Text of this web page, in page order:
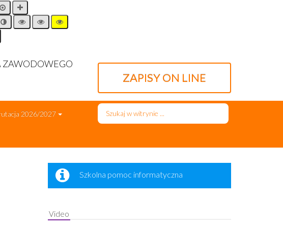
ZAWODOWEGO
ZAPISY ON LINE
2026/2027
Szukaj...
Szkolna pomoc informatyczna
Video